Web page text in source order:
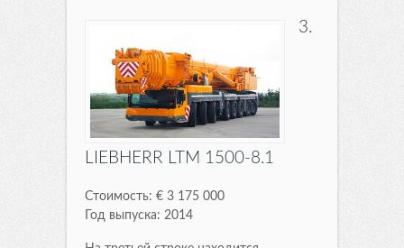
3.
LIEBHERR LTM 1500-8.1
Стоимость: € 3 175 000
Год выпуска: 2014